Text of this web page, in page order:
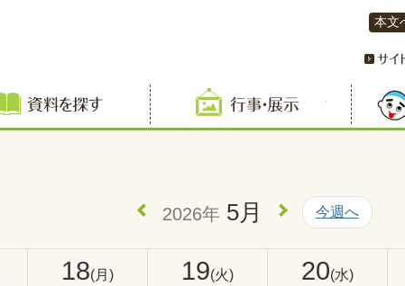
本文
資料を探す 行事・展示
2026年 5月 今週へ
18(月) 19(火) 20(水)